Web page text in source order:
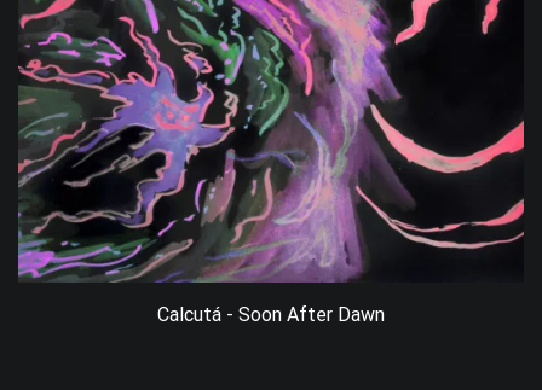
Calcutá - Soon After Dawn